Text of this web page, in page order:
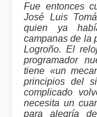
Fue entonces
José Luis
quien ya
campanas de la
Logroño. El
programador
tiene «un
principios del
complicado
necesita un
para alegría